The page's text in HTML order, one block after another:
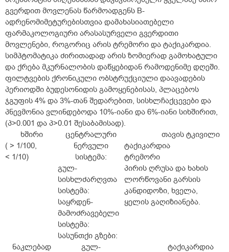
გვერდით მოვლენას წარმოადგენს B-
ადრენომიმეტურებისთვია დამახასიათებელი
ფარმაკოლოგიური არასასურველი გვერდითი
მოვლენები, როგორიც არის ტრემორი და ტაქიკარდია.
სიმპტომატიკა ძირითადად არის ზომიერად გამოხატული
და ქრება მკურნალობის დაწყებიდან რამოდენიმე დღეში.
ფილტვების ქრონიკული ობსტრუქციული დაავადების
პერიოდში ბუდესონიდის გამოყენებისას, პლაცებოს
ჯგუფის 4% და 3%-თან შედარებით, სისხლჩაქცევები და
პნევმონია ვლინდებოდა 10%-იანი და 6%-იანი სიხშირით,
(პ>0.001 და პ>0.01 შესაბამისად).
ხშირი
( > 1/100,
< 1/10)
ცენტრალური
ნერვული
სისტემა:
გულ-
სისხლძარღვთა
სისტემა:
საყრდენ-
მამოძრავებელი
სისტემა:
სასუნთქი გზები:
თავის ტკივილი
ტაქიკარდია
ტრემორი
პირის ღრუსა და ხახის
ლორწოვანი გარსის
კანდიდოზი, ხველა,
ყელის გაღიზიანება.
ნაკლებად
გულ-
ტაქიკარდია